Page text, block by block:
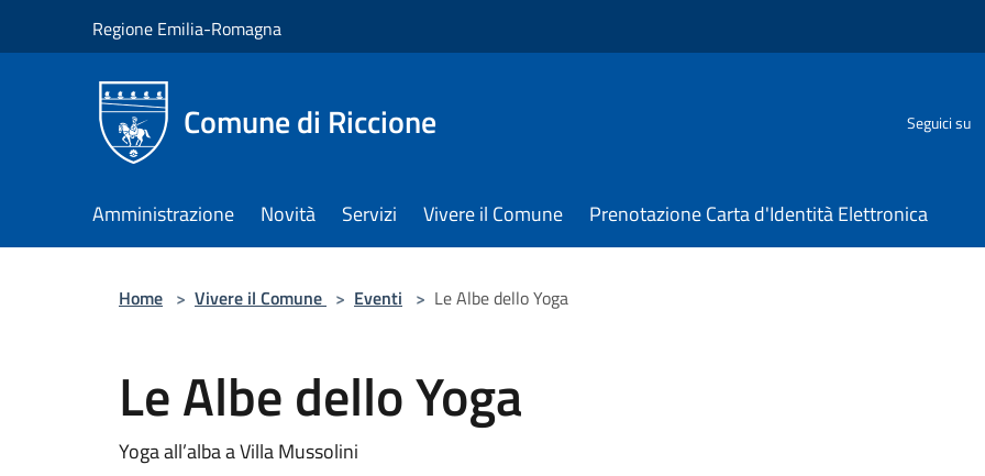
Regione Emilia-Romagna
Comune di Riccione Seguici su
Amministrazione Novità Servizi Vivere il Comune Prenotazione Carta d'Identità Elettronica
Home > Vivere il Comune > Eventi > Le Albe dello Yoga
Le Albe dello Yoga
Yoga all’alba a Villa Mussolini